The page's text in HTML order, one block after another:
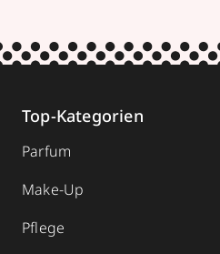
Top-Kategorien
Parfum
Make-Up
Pflege